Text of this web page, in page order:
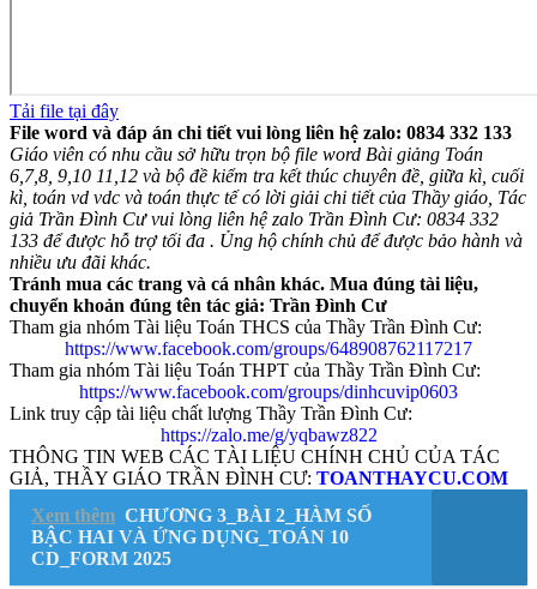
Tải file tại đây
File word và đáp án chi tiết vui lòng liên hệ zalo: 0834 332 133
Giáo viên có nhu cầu sở hữu trọn bộ file word Bài giảng Toán
6,7,8, 9,10 11,12 và bộ đề kiểm tra kết thúc chuyên đề, giữa kì, cuối
kì, toán vd vdc và toán thực tế có lời giải chi tiết của Thầy giáo, Tác
giả Trần Đình Cư vui lòng liên hệ zalo Trần Đình Cư: 0834 332
133 để được hỗ trợ tối đa . Ủng hộ chính chủ để được bảo hành và
nhiều ưu đãi khác.
Tránh mua các trang và cá nhân khác. Mua đúng tài liệu,
chuyển khoản đúng tên tác giả: Trần Đình Cư
Tham gia nhóm Tài liệu Toán THCS của Thầy Trần Đình Cư:
https://www.facebook.com/groups/648908762117217
Tham gia nhóm Tài liệu Toán THPT của Thầy Trần Đình Cư:
https://www.facebook.com/groups/dinhcuvip0603
Link truy cập tài liệu chất lượng Thầy Trần Đình Cư:
https://zalo.me/g/yqbawz822
THÔNG TIN WEB CÁC TÀI LIỆU CHÍNH CHỦ CỦA TÁC
GIẢ, THẦY GIÁO TRẦN ĐÌNH CƯ: TOANTHAYCU.COM
Xem thêm CHƯƠNG 3_BÀI 2_HÀM SỐ
BẬC HAI VÀ ỨNG DỤNG_TOÁN 10
CD_FORM 2025